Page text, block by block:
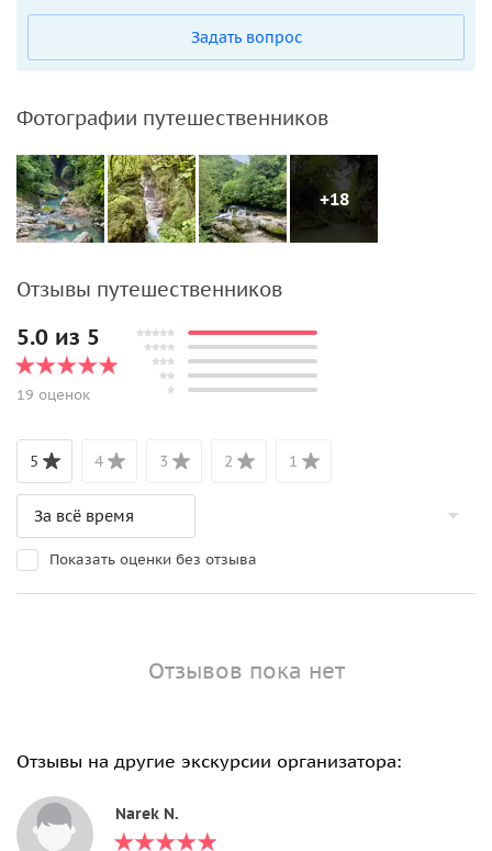
Задать вопрос
Фотографии путешественников
+18
Отзывы путешественников
5.0 из 5
19 оценок
5 4 3 2 1
Показать оценки без отзыва
Отзывов пока нет
Отзывы на другие экскурсии организатора:
Narek N.